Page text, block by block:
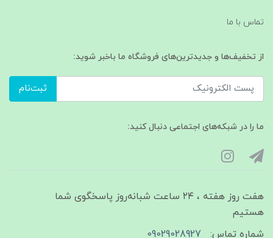
تماس با ما
از تخفیف‌ها و جدیدترین‌های فروشگاه ما باخبر شوید:
ثبت‌نام
ما را در شبکه‌های اجتماعی دنبال کنید:
هفت روز هفته ، ۲۴ ساعت شبانه‌روز پاسخگوی شما
هستیم
شماره تماس:
09029028927